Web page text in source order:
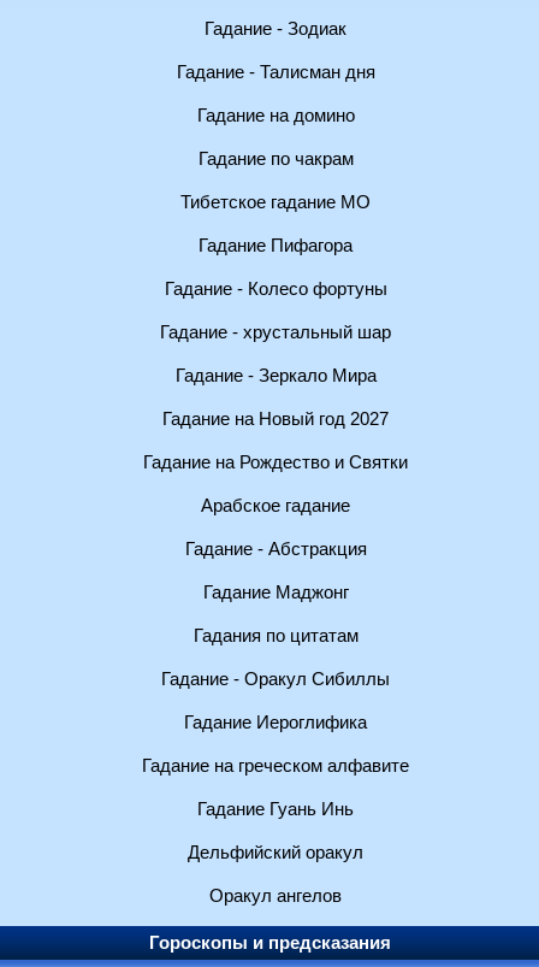
Гадание - Зодиак
Гадание - Талисман дня
Гадание на домино
Гадание по чакрам
Тибетское гадание МО
Гадание Пифагора
Гадание - Колесо фортуны
Гадание - хрустальный шар
Гадание - Зеркало Мира
Гадание на Новый год 2027
Гадание на Рождество и Святки
Арабское гадание
Гадание - Абстракция
Гадание Маджонг
Гадания по цитатам
Гадание - Оракул Сибиллы
Гадание Иероглифика
Гадание на греческом алфавите
Гадание Гуань Инь
Дельфийский оракул
Оракул ангелов
Гороскопы и предсказания